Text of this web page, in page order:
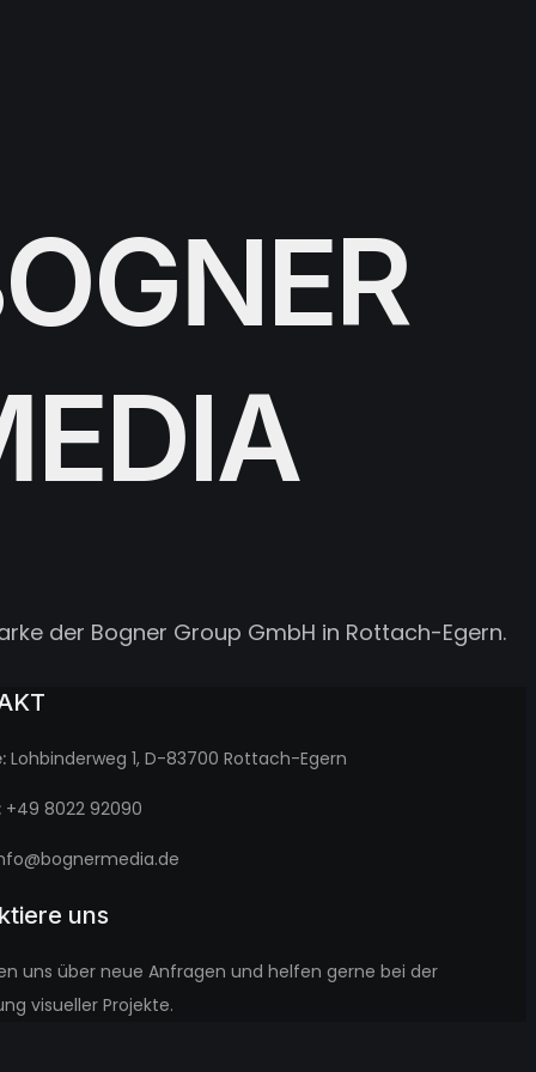
der Bogner Group GmbH in Rottach-Egern.
Lohbinderweg 1, D-83700 Rottach-Egern
+49 8022 92090
uns
uns über neue Anfragen und helfen gerne bei der
visueller Projekte.